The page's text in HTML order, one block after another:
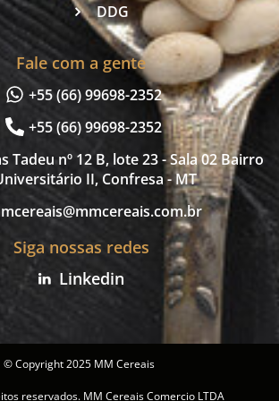
DDG
Fale com a gente
+55 (66) 99698-2352
+55 (66) 99698-2352
Tadeu nº 12 B, lote 23 - Sala 02 Bairro
II, Confresa - MT
Siga nossas redes
Linkedin
© Copyright 2025 MM Cereais
reservados. MM Cereais Comercio LTDA